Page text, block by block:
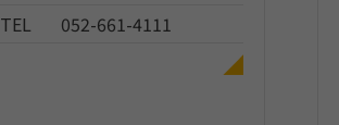
TEL
052-661-4111